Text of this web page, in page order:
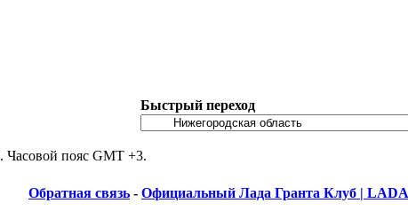
Быстрый переход
. Часовой пояс GMT +3.
Обратная связь - Официальный Лада Гранта Клуб |